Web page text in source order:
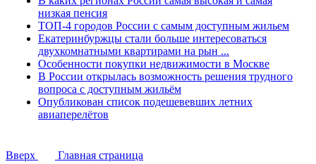
низкая пенсия
ТОП-4 городов России с самым доступным жильем
Екатеринбуржцы стали больше интересоваться
двухкомнатными квартирами на рын ...
Особенности покупки недвижимости в Москве
В России открылась возможность решения трудного
вопроса с доступным жильём
Опубликован список подешевевших летних
авиаперелётов
Вверх Главная страница